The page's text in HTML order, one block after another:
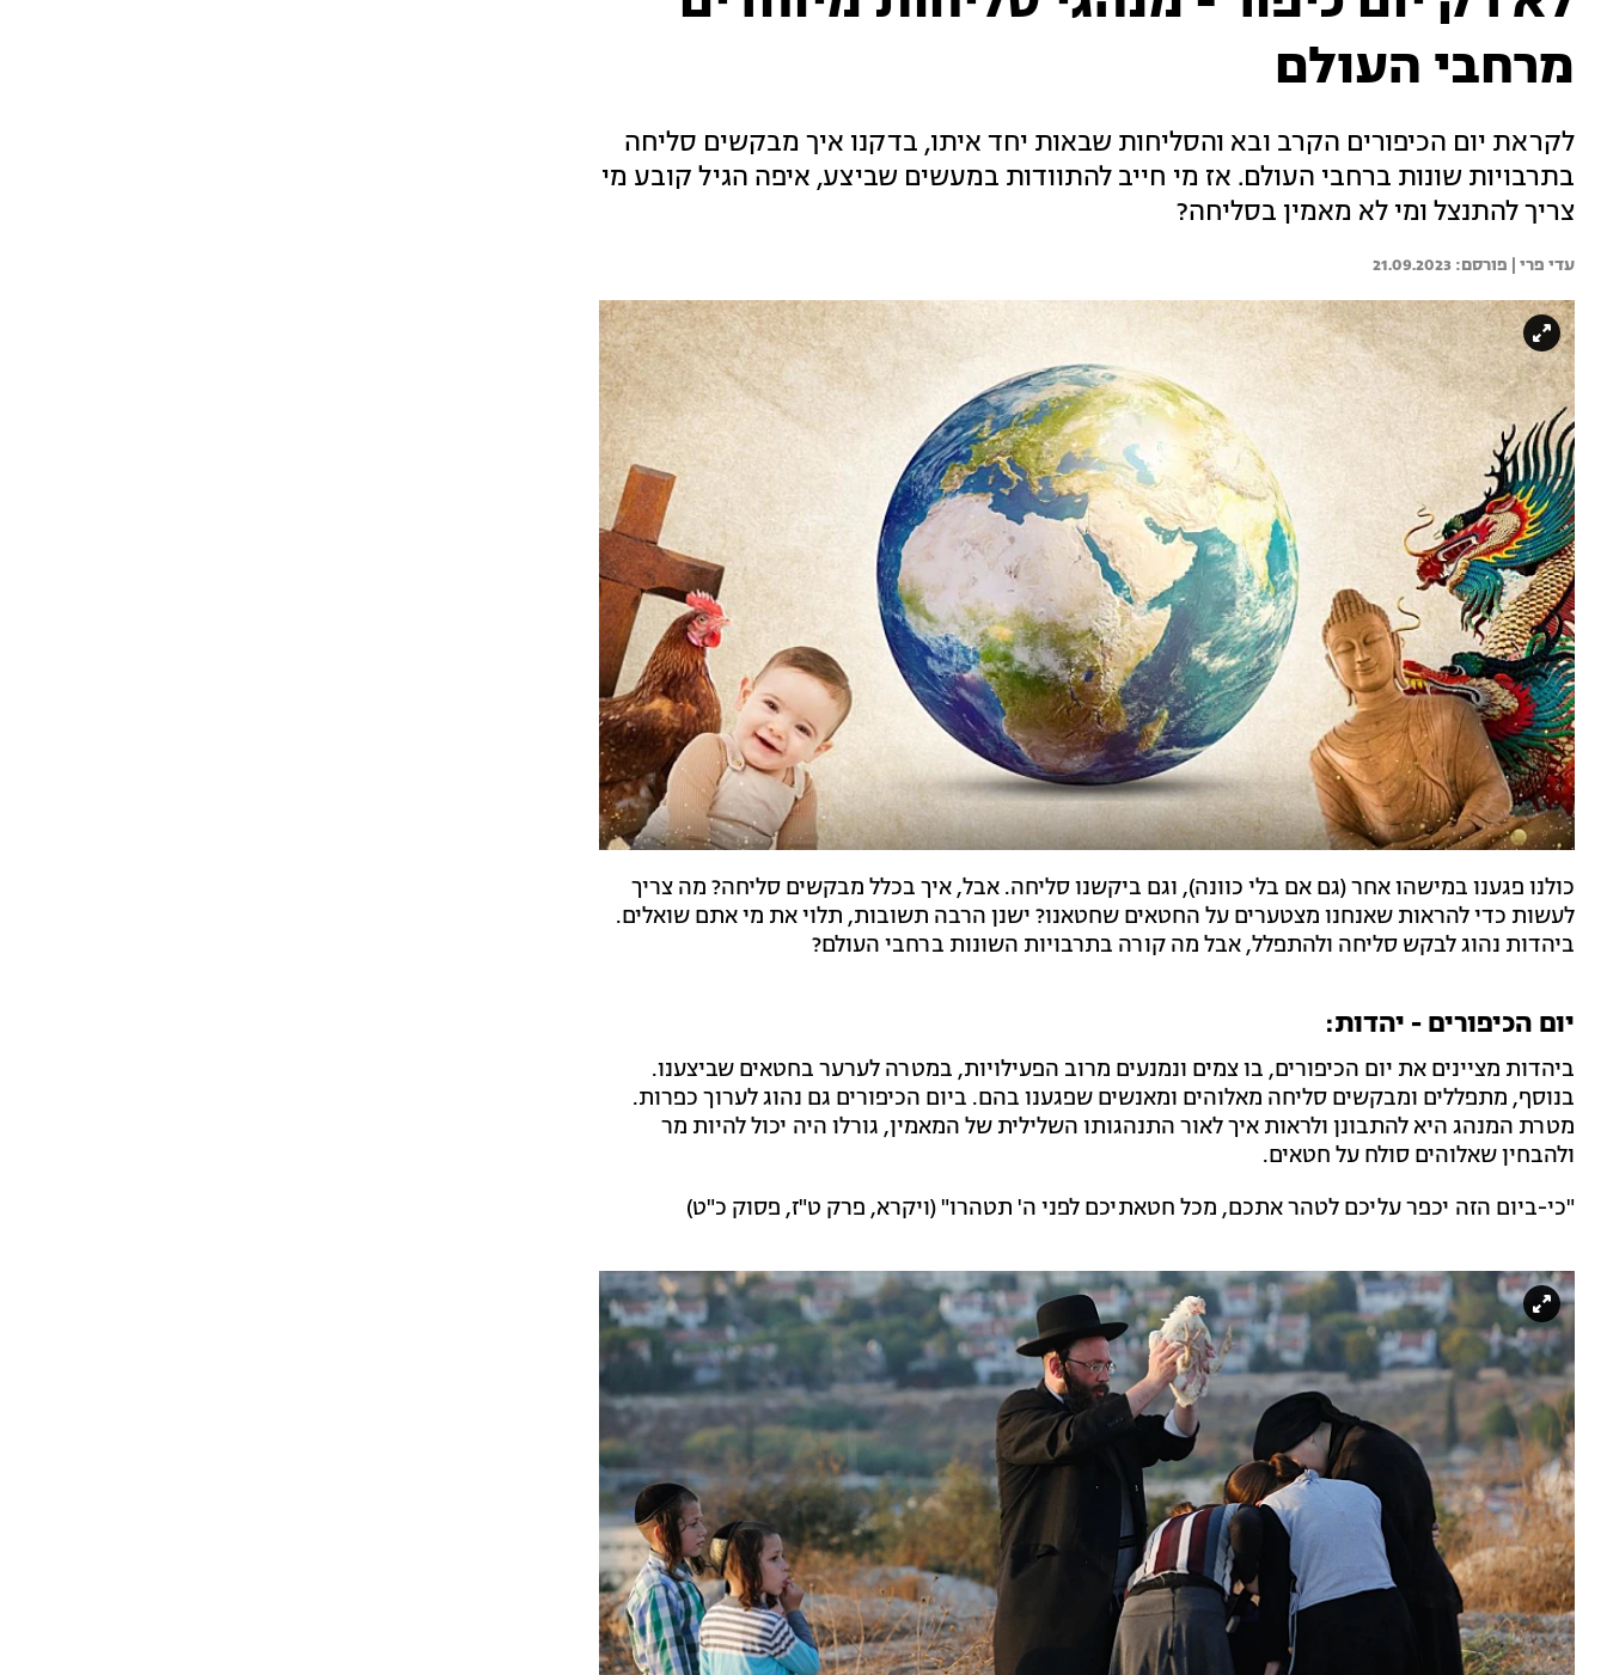
מרחבי העולם
לקראת יום הכיפורים הקרב ובא והסליחות שבאות יחד איתו, בדקנו איך מבקשים סליחה
בתרבויות שונות ברחבי העולם. אז מי חייב להתוודות במעשים שביצע, איפה הגיל קובע מי
צריך להתנצל ומי לא מאמין בסליחה?
עדי פרי | 21.09.2023
כולנו פגענו במישהו אחר (גם אם בלי כוונה), וגם ביקשנו סליחה. אבל, איך בכלל מבקשים סליחה? מה צריך
לעשות כדי להראות שאנחנו מצטערים על החטאים שחטאנו? ישנן הרבה תשובות, תלוי את מי אתם שואלים.
ביהדות נהוג לבקש סליחה ולהתפלל, אבל מה קורה בתרבויות השונות ברחבי העולם?
יום הכיפורים - יהדות:
ביהדות מציינים את יום הכיפורים, בו צמים ונמנעים מרוב הפעילויות, במטרה לערער בחטאים שביצענו.
בנוסף, מתפללים ומבקשים סליחה מאלוהים ומאנשים שפגענו בהם. ביום הכיפורים גם נהוג לערוך כפרות.
מטרת המנהג היא להתבונן ולראות איך לאור התנהגותו השלילית של המאמין, גורלו היה יכול להיות מר
ולהבחין שאלוהים סולח על חטאים.
"כי-ביום הזה יכפר עליכם לטהר אתכם, מכל חטאתיכם לפני ה' תטהרו" (ויקרא, פרק ט"ז, פסוק כ"ט)